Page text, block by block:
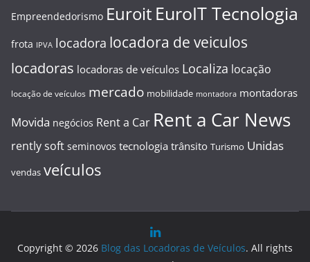
Empreendedorismo Euroit EuroIT Tecnologia
frota IPVA locadora locadora de veiculos
locadoras locadoras de veículos Localiza locação
locação de veículos mercado mobilidade montadora montadoras
Movida negócios Rent a Car Rent a Car News
rently soft seminovos tecnologia trânsito Turismo Unidas
vendas veículos
Copyright © 2026 Blog das Locadoras de Veículos. All rights